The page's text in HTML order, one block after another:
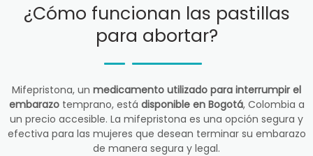
¿Cómo funcionan las pastillas
para abortar?
Mifepristona, un medicamento utilizado para interrumpir el
embarazotemprano, está disponible en Bogotá, Colombia a
un precio accesible. La mifepristona es una opción segura y
efectiva para las mujeres que desean terminar su embarazo
de manera segura y legal.